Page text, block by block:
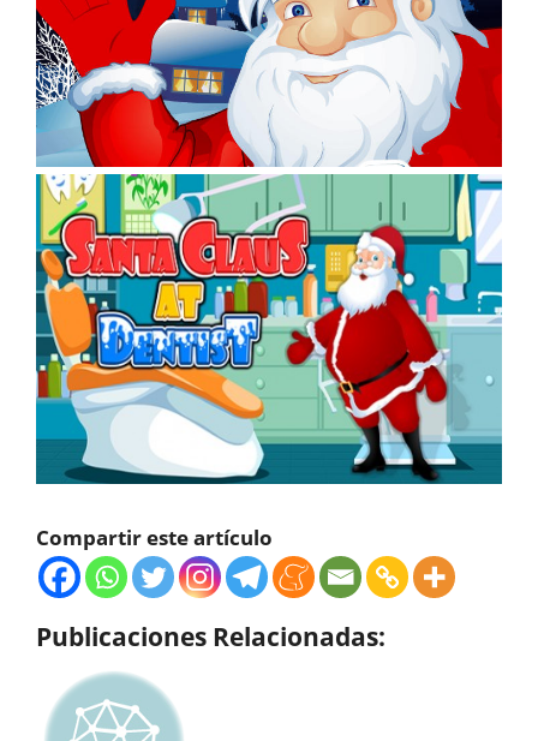
Compartir este artículo
Publicaciones Relacionadas: